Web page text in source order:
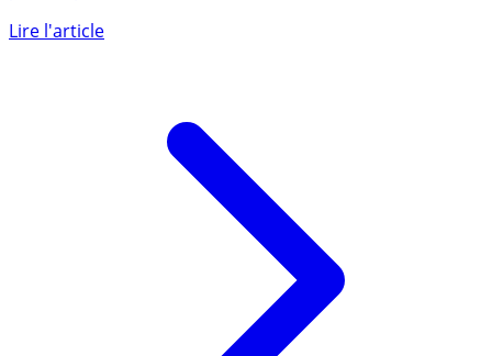
publiés par la DREES en octobre 2018, seulement 13 %